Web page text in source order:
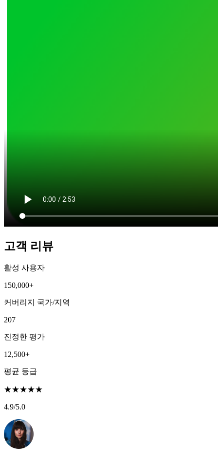
고객 리뷰
활성 사용자
150,000+
커버리지 국가/지역
207
진정한 평가
12,500+
평균 등급
★★★★★
4.9/5.0